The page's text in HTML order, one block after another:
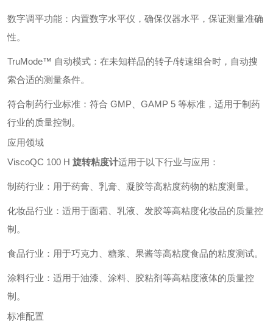
数字调平功能：内置数字水平仪，确保仪器水平，保证测量准确
性。
TruMode™ 自动模式：在未知样品的转子/转速组合时，自动搜
索合适的测量条件。
符合制药行业标准：符合 GMP、GAMP 5 等标准，适用于制药
行业的质量控制。
应用领域
ViscoQC 100 H 旋转粘度计适用于以下行业与应用：
制药行业：用于药膏、乳膏、凝胶等高粘度药物的粘度测量。
化妆品行业：适用于面霜、乳液、发胶等高粘度化妆品的质量控
制。
食品行业：用于巧克力、糖浆、果酱等高粘度食品的粘度测试。
涂料行业：适用于油漆、涂料、胶粘剂等高粘度液体的质量控
制。
标准配置